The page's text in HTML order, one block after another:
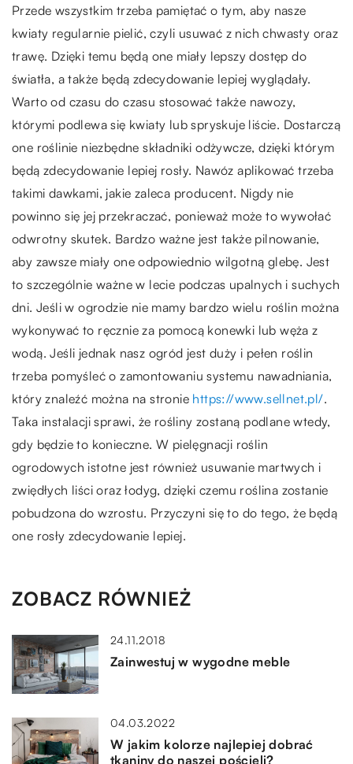
Przede wszystkim trzeba pamiętać o tym, aby nasze
kwiaty regularnie pielić, czyli usuwać z nich chwasty oraz
trawę. Dzięki temu będą one miały lepszy dostęp do
światła, a także będą zdecydowanie lepiej wyglądały.
Warto od czasu do czasu stosować także nawozy,
którymi podlewa się kwiaty lub spryskuje liście. Dostarczą
one roślinie niezbędne składniki odżywcze, dzięki którym
będą zdecydowanie lepiej rosły. Nawóz aplikować trzeba
takimi dawkami, jakie zaleca producent. Nigdy nie
powinno się jej przekraczać, ponieważ może to wywołać
odwrotny skutek. Bardzo ważne jest także pilnowanie,
aby zawsze miały one odpowiednio wilgotną glebę. Jest
to szczególnie ważne w lecie podczas upalnych i suchych
dni. Jeśli w ogrodzie nie mamy bardzo wielu roślin można
wykonywać to ręcznie za pomocą konewki lub węża z
wodą. Jeśli jednak nasz ogród jest duży i pełen roślin
trzeba pomyśleć o zamontowaniu systemu nawadniania,
który znaleźć można na stronie https://www.sellnet.pl/.
Taka instalacji sprawi, że rośliny zostaną podlane wtedy,
gdy będzie to konieczne. W pielęgnacji roślin
ogrodowych istotne jest również usuwanie martwych i
zwiędłych liści oraz łodyg, dzięki czemu roślina zostanie
pobudzona do wzrostu. Przyczyni się to do tego, że będą
one rosły zdecydowanie lepiej.
ZOBACZ RÓWNIEŻ
24.11.2018
Zainwestuj w wygodne meble
04.03.2022
W jakim kolorze najlepiej dobrać
tkaniny do naszej pościeli?